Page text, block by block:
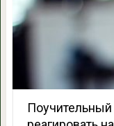
Поучительный